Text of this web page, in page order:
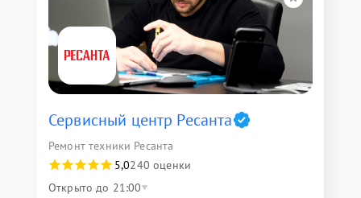
Сервисный центр Ресанта
Ремонт техники Ресанта
5,0240 оценки
Открыто до 21:00